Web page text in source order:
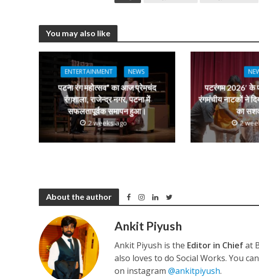
नेहा म्यूजिक वर्ल्ड पर रिलीज हुआ
p
p
o
k
m g
er
n
You may also like
ENTERTAINMENT NEWS
पटना रंग महोत्सव” का आज प्रेमचंद
रंगशाला, राजेन्द्र नगर, पटना में
सफलतापूर्वक समापन हुआ।
2 weeks ago
पटरंगम 2026′ के
रंगमंचीय नाटकों ने
का
2
About the author
Ankit Piyush
Ankit Piyush is the Editor in Chiefat
also loves to do Social Works. You
on instagram@ankitpiyush.